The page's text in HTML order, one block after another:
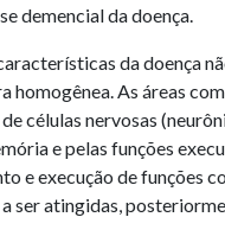
demencial da doença.
da doença
homogênea. As áreas
células nervosas
e pelas funções
e execução de funções
ser atingidas,